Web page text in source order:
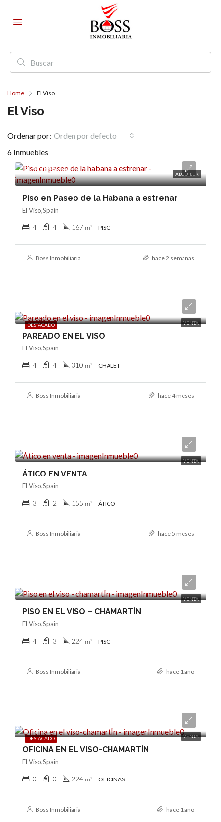
Home El Viso
El Viso
6 Inmuebles
Ordenar por: Orden por defecto
ALQUILER
4.200€/mes
Piso en Paseo de la Habana a estrenar
El Viso,Spain
4 4 167 m² PISO
Boss Inmobiliaria hace 2 semanas
DESTACADO VENTA
PAREADO EN EL VISO
El Viso,Spain
4 4 310 m² CHALET
Boss Inmobiliaria hace 4 meses
VENTA
ÁTICO EN VENTA
El Viso,Spain
3 2 155 m² ÁTICO
Boss Inmobiliaria hace 5 meses
VENTA
PISO EN EL VISO – CHAMARTÍN
El Viso,Spain
4 3 224 m² PISO
Boss Inmobiliaria hace 1 año
DESTACADO VENTA
OFICINA EN EL VISO-CHAMARTÍN
El Viso,Spain
0 0 224 m² OFICINAS
Boss Inmobiliaria hace 1 año